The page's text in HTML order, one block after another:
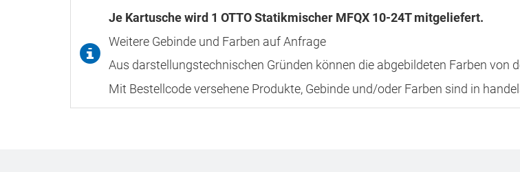
Je Kartusche wird 1 OTTO Statikmischer MFQX 10-24T mitgeliefert.
Weitere Gebinde und Farben auf Anfrage
Aus darstellungstechnischen Gründen können die abgebildeten Farben von
Mit Bestellcode versehene Produkte, Gebinde und/oder Farben sind in